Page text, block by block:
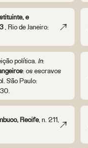
e
, Rio de Janeiro:
política. In:
: os escravos
São Paulo:
Recife, n. 211,